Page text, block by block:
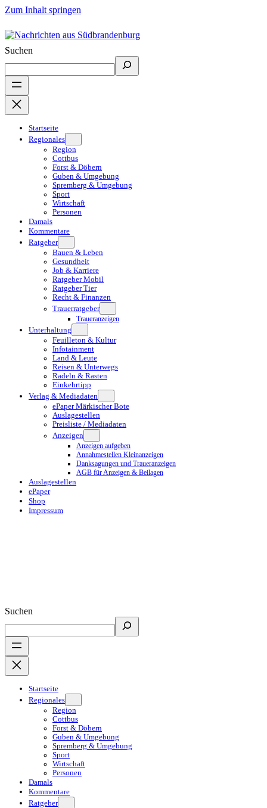
Zum Inhalt springen
Suchen
Startseite
Regionales
Region
Cottbus
Forst & Döbern
Guben & Umgebung
Spremberg & Umgebung
Sport
Wirtschaft
Personen
Damals
Kommentare
Ratgeber
Bauen & Leben
Gesundheit
Job & Karriere
Ratgeber Mobil
Ratgeber Tier
Recht & Finanzen
Trauerratgeber
Traueranzeigen
Unterhaltung
Feuilleton & Kultur
Infotainment
Land & Leute
Reisen & Unterwegs
Radeln & Rasten
Einkehrtipp
Verlag & Mediadaten
ePaper Märkischer Bote
Auslagestellen
Preisliste / Mediadaten
Anzeigen
Anzeigen aufgeben
Annahmestellen Kleinanzeigen
Danksagungen und Traueranzeigen
AGB für Anzeigen & Beilagen
Auslagestellen
ePaper
Shop
Impressum
Suchen
Startseite
Regionales
Region
Cottbus
Forst & Döbern
Guben & Umgebung
Spremberg & Umgebung
Sport
Wirtschaft
Personen
Damals
Kommentare
Ratgeber